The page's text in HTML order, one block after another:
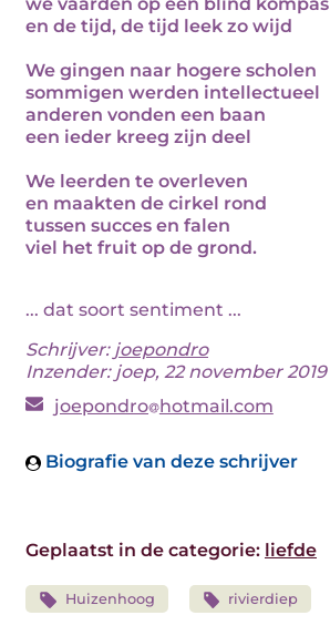
en de tijd, de tijd leek zo wijd
We gingen naar hogere scholen
sommigen werden intellectueel
anderen vonden een baan
een ieder kreeg zijn deel
We leerden te overleven
en maakten de cirkel rond
tussen succes en falen
viel het fruit op de grond.
... dat soort sentiment ...
Schrijver: joepondro
Inzender: joep, 22 november 2019
joepondro hotmail.com
Biografie van deze schrijver
Geplaatst in de categorie: liefde
Huizenhoog rivierdiep